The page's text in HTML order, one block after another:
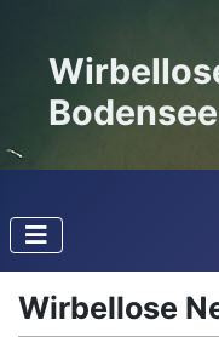
Bodensee
Wirbellose